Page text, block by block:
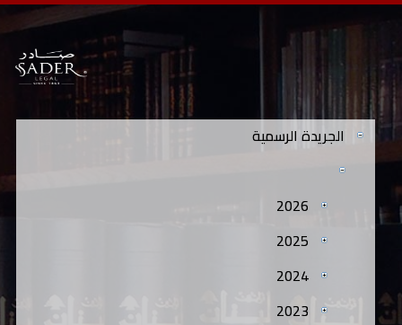
الجريدة الرسمية
2026
2025
2024
2023